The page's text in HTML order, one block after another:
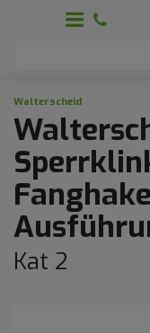
Walterscheid
Kat 2